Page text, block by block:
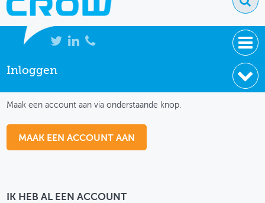
NIEUWS
THEMASITES
Inloggen
Maak een account aan via onderstaande knop.
MAAK EEN ACCOUNT AAN
IK HEB AL EEN ACCOUNT